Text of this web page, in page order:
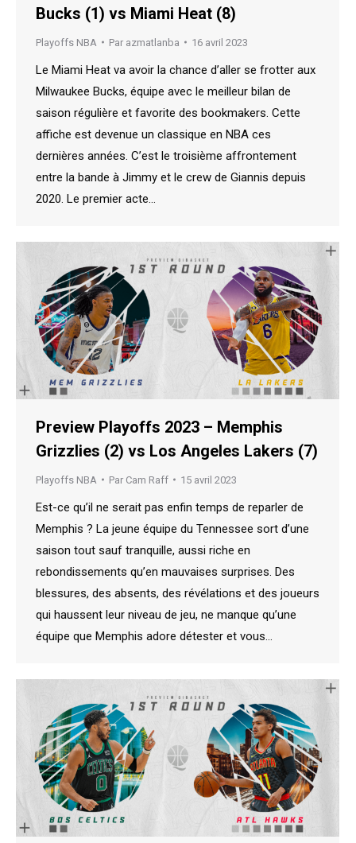
Bucks (1) vs Miami Heat (8)
Playoffs NBA Par azmatlanba 16 avril 2023
Le Miami Heat va avoir la chance d’aller se frotter aux
Milwaukee Bucks, équipe avec le meilleur bilan de
saison régulière et favorite des bookmakers. Cette
affiche est devenue un classique en NBA ces
dernières années. C’est le troisième affrontement
entre la bande à Jimmy et le crew de Giannis depuis
2020. Le premier acte…
Preview Playoffs 2023 – Memphis
Grizzlies (2) vs Los Angeles Lakers (7)
Playoffs NBA Par Cam Raff 15 avril 2023
Est-ce qu’il ne serait pas enfin temps de reparler de
Memphis ? La jeune équipe du Tennessee sort d’une
saison tout sauf tranquille, aussi riche en
rebondissements qu’en mauvaises surprises. Des
blessures, des absents, des révélations et des joueurs
qui haussent leur niveau de jeu, ne manque qu’une
équipe que Memphis adore détester et vous…